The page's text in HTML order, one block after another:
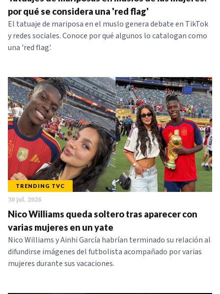
NOTICIAS
SERIES
por qué se considera una 'red flag'
El tatuaje de mariposa en el muslo genera debate en TikTok
y redes sociales. Conoce por qué algunos lo catalogan como
una 'red flag'.
TRENDING TVC
30 jul. 2026
Nico Williams queda soltero tras aparecer con
varias mujeres en un yate
Nico Williams y Ainhi García habrían terminado su relación al
difundirse imágenes del futbolista acompañado por varias
mujeres durante sus vacaciones.